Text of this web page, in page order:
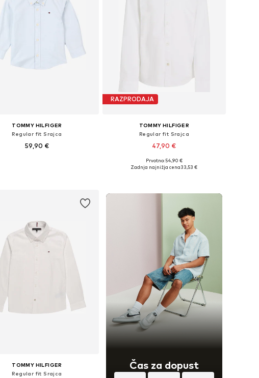
TOMMY HILFIGER
Regular fit Srajca
59,90 €
RAZPRODAJA
TOMMY HILFIGER
Regular fit Srajca
47,90 €
Na voljo v različnih velikostih
Prvotno: 54,90 €
Zadnja najnižja cena33,53 €
TOMMY HILFIGER
Regular fit Srajca
Čas za dopust